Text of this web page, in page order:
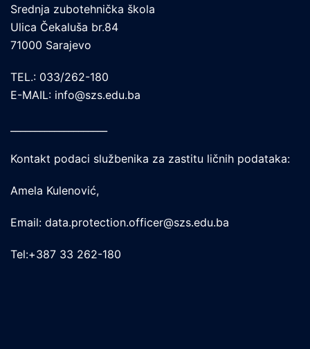
Srednja zubotehnička škola
Ulica Čekaluša br.84
71000 Sarajevo
TEL.: 033/262-180
E-MAIL: info@szs.edu.ba
Kontakt podaci službenika za zastitu ličnih podataka:
Amela Kulenović,
Email: data.protection.officer@szs.edu.ba
Tel:+387 33 262-180